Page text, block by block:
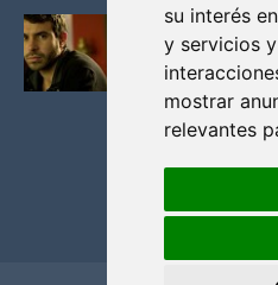
su interés
y servicios
mostrar
relevantes
BLACK MIRROR:
LA CRITICA
Mayo 17, 2012